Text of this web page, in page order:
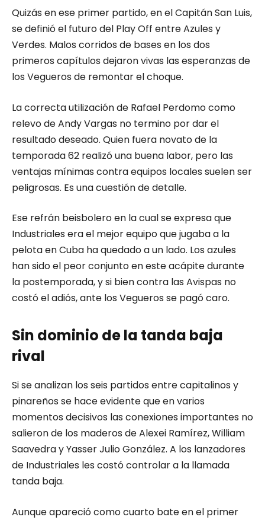
Quizás en ese primer partido, en el Capitán San Luis,
se definió el futuro del Play Off entre Azules y
Verdes. Malos corridos de bases en los dos
primeros capítulos dejaron vivas las esperanzas de
los Vegueros de remontar el choque.
La correcta utilización de Rafael Perdomo como
relevo de Andy Vargas no termino por dar el
resultado deseado. Quien fuera novato de la
temporada 62 realizó una buena labor, pero las
ventajas mínimas contra equipos locales suelen ser
peligrosas. Es una cuestión de detalle.
Ese refrán beisbolero en la cual se expresa que
Industriales era el mejor equipo que jugaba a la
pelota en Cuba ha quedado a un lado. Los azules
han sido el peor conjunto en este acápite durante
la postemporada, y si bien contra las Avispas no
costó el adiós, ante los Vegueros se pagó caro.
Sin dominio de la tanda baja
rival
Si se analizan los seis partidos entre capitalinos y
pinareños se hace evidente que en varios
momentos decisivos las conexiones importantes no
salieron de los maderos de Alexei Ramírez, William
Saavedra y Yasser Julio González. A los lanzadores
de Industriales les costó controlar a la llamada
tanda baja.
Aunque apareció como cuarto bate en el primer